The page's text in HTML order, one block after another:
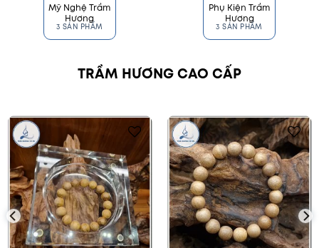
Mỹ Nghệ Trầm
Hương
3 SẢN PHẨM
Phụ Kiện Trầm
Hương
3 SẢN PHẨM
TRẦM HƯƠNG CAO CẤP
Thêm
vào
mục
yêu
thích
Thêm
vào
mục
yêu
thích